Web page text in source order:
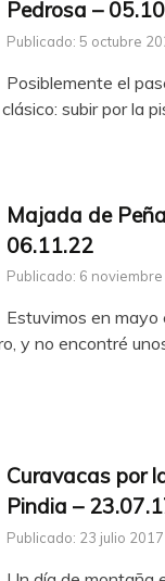
Pedrosa –
Publicado: 5 octubre
Posiblemente el
subir por la
Majada de
06.11.22
Publicado: 6
Estuvimos en mayo
y no encontré
Curavacas por
Pindia –
Publicado: 23 julio 2017